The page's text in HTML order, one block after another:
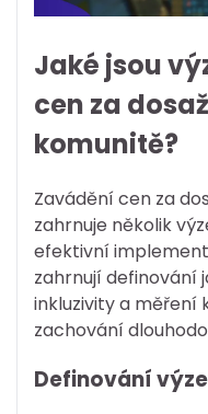
Jaké jsou
cen za
komunitě?
Zavádění cen za
zahrnuje několik
efektivní
zahrnují definování
inkluzivity a měření
zachování
Definování